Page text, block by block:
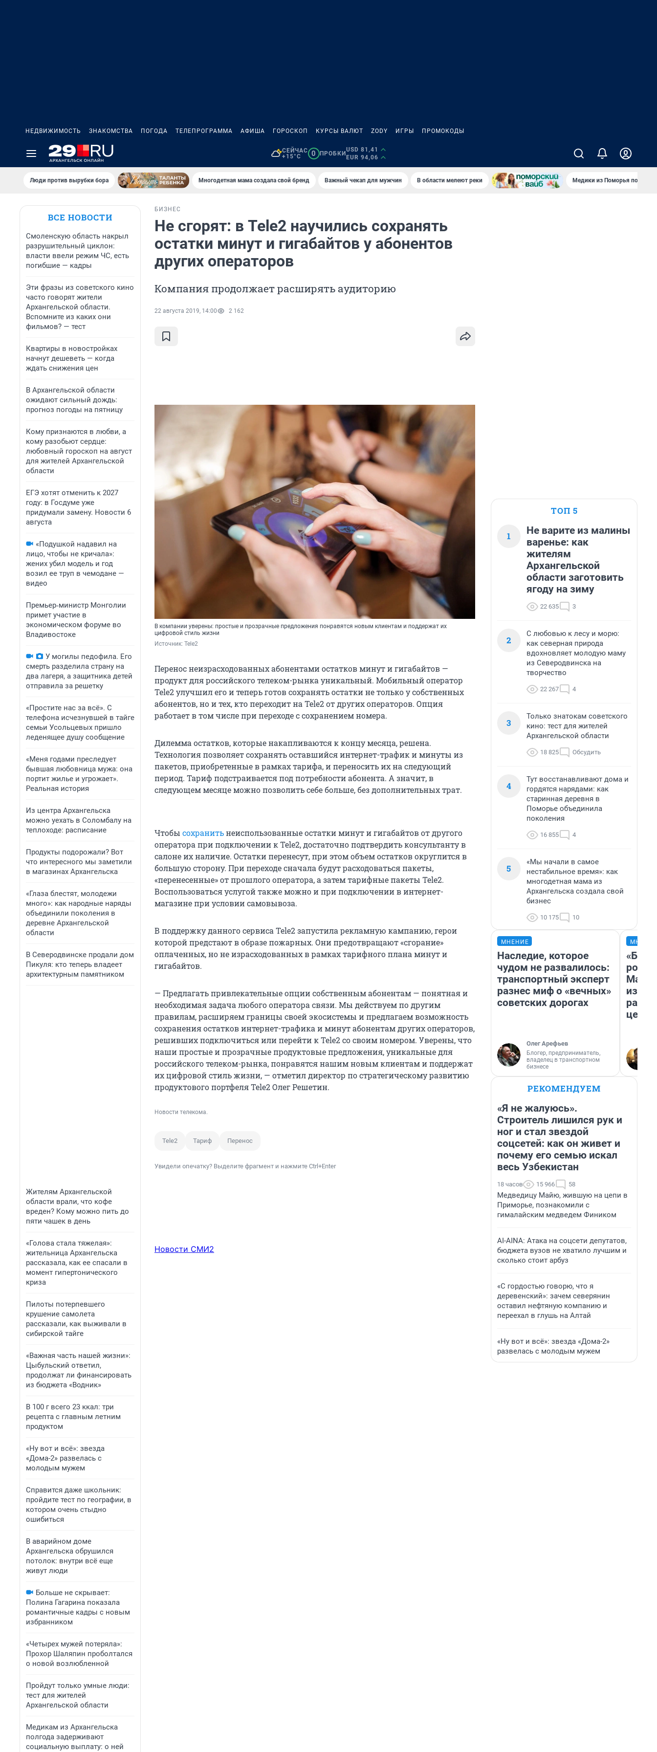
НЕДВИЖИМОСТЬ ЗНАКОМСТВА ПОГОДА ТЕЛЕПРОГРАММА АФИША ГОРОСКОП КУРСЫ ВАЛЮТ ZODY ИГРЫ ПРОМОКОДЫ
СЕЙЧАС
+15°C
0 ПРОБКИ
USD 81,41
EUR 94,06
Люди против вырубки бора Многодетная мама создала свой бренд Важный чекап для мужчин В области мелеют реки Медики из Поморья поехали
ВСЕ НОВОСТИ
Смоленскую область накрыл
разрушительный циклон:
власти ввели режим ЧС, есть
погибшие — кадры
Эти фразы из советского кино
часто говорят жители
Архангельской области.
Вспомните из каких они
фильмов? — тест
Квартиры в новостройках
начнут дешеветь — когда
ждать снижения цен
В Архангельской области
ожидают сильный дождь:
прогноз погоды на пятницу
Кому признаются в любви, а
кому разобьют сердце:
любовный гороскоп на август
для жителей Архангельской
области
ЕГЭ хотят отменить к 2027
году: в Госдуме уже
придумали замену. Новости 6
августа
«Подушкой надавил на
лицо, чтобы не кричала»:
жених убил модель и год
возил ее труп в чемодане —
видео
Премьер‑министр Монголии
примет участие в
экономическом форуме во
Владивостоке
У могилы педофила. Его
смерть разделила страну на
два лагеря, а защитника детей
отправила за решетку
«Простите нас за всё». С
телефона исчезнувшей в тайге
семьи Усольцевых пришло
леденящее душу сообщение
«Меня годами преследует
бывшая любовница мужа: она
портит жилье и угрожает».
Реальная история
Из центра Архангельска
можно уехать в Соломбалу на
теплоходе: расписание
Продукты подорожали? Вот
что интересного мы заметили
в магазинах Архангельска
«Глаза блестят, молодежи
много»: как народные наряды
объединили поколения в
деревне Архангельской
области
В Северодвинске продали дом
Пикуля: кто теперь владеет
архитектурным памятником
Жителям Архангельской
области врали, что кофе
вреден? Кому можно пить до
пяти чашек в день
«Голова стала тяжелая»:
жительница Архангельска
рассказала, как ее спасали в
момент гипертонического
криза
Пилоты потерпевшего
крушение самолета
рассказали, как выживали в
сибирской тайге
«Важная часть нашей жизни»:
Цыбульский ответил,
продолжат ли финансировать
из бюджета «Водник»
В 100 г всего 23 ккал: три
рецепта с главным летним
продуктом
«Ну вот и всё»: звезда
«Дома-2» развелась с
молодым мужем
Справится даже школьник:
пройдите тест по географии, в
котором очень стыдно
ошибиться
В аварийном доме
Архангельска обрушился
потолок: внутри всё еще
живут люди
Больше не скрывает:
Полина Гагарина показала
романтичные кадры с новым
избранником
«Четырех мужей потеряла»:
Прохор Шаляпин проболтался
о новой возлюбленной
Пройдут только умные люди:
тест для жителей
Архангельской области
Медикам из Архангельска
полгода задерживают
социальную выплату: о ней
БИЗНЕС
Не сгорят: в Tele2 научились сохранять
остатки минут и гигабайтов у абонентов
других операторов
Компания продолжает расширять аудиторию
22 августа 2019, 14:00 2 162
В компании уверены: простые и прозрачные предложения понравятся новым клиентам и поддержат их
цифровой стиль жизни
Источник: Tele2
Перенос неизрасходованных абонентами остатков минут и гигабайтов —
продукт для российского телеком-рынка уникальный. Мобильный оператор
Tele2 улучшил его и теперь готов сохранять остатки не только у собственных
абонентов, но и тех, кто переходит на Tele2 от других операторов. Опция
работает в том числе при переходе с сохранением номера.
Дилемма остатков, которые накапливаются к концу месяца, решена.
Технология позволяет сохранять оставшийся интернет-трафик и минуты из
пакетов, приобретенные в рамках тарифа, и переносить их на следующий
период. Тариф подстраивается под потребности абонента. А значит, в
следующем месяце можно позволить себе больше, без дополнительных трат.
Чтобы сохранитьнеиспользованные остатки минут и гигабайтов от другого
оператора при подключении к Tele2, достаточно подтвердить консультанту в
салоне их наличие. Остатки перенесут, при этом объем остатков округлится в
большую сторону. При переходе сначала будут расходоваться пакеты,
«перенесенные» от прошлого оператора, а затем тарифные пакеты Tele2.
Воспользоваться услугой также можно и при подключении в интернет-
магазине при условии самовывоза.
В поддержку данного сервиса Tele2 запустила рекламную кампанию, герои
которой предстают в образе пожарных. Они предотвращают «сгорание»
оплаченных, но не израсходованных в рамках тарифного плана минут и
гигабайтов.
— Предлагать привлекательные опции собственным абонентам — понятная и
необходимая задача любого оператора связи. Мы действуем по другим
правилам, расширяем границы своей экосистемы и предлагаем возможность
сохранения остатков интернет-трафика и минут абонентам других операторов,
решивших подключиться или перейти к Tele2 со своим номером. Уверены, что
наши простые и прозрачные продуктовые предложения, уникальные для
российского телеком-рынка, понравятся нашим новым клиентам и поддержат
их цифровой стиль жизни, — отметил директор по стратегическому развитию
продуктового портфеля Tele2 Олег Решетин.
Новости телекома.
Tele2 Тариф Перенос
Увидели опечатку? Выделите фрагмент и нажмите Ctrl+Enter
Новости СМИ2
ТОП 5
1
Не варите из малины
варенье: как
жителям
Архангельской
области заготовить
ягоду на зиму
22 635 3
2
С любовью к лесу и морю:
как северная природа
вдохновляет молодую маму
из Северодвинска на
творчество
22 267 4
3
Только знатокам советского
кино: тест для жителей
Архангельской области
18 825 Обсудить
4
Тут восстанавливают дома и
гордятся нарядами: как
старинная деревня в
Поморье объединила
поколения
16 855 4
5
«Мы начали в самое
нестабильное время»: как
многодетная мама из
Архангельска создала свой
бизнес
10 175 10
МНЕНИЕ
Наследие, которое
чудом не развалилось:
транспортный эксперт
разнес миф о «вечных»
советских дорогах
Олег Арефьев
Блогер, предприниматель,
владелец в транспортном
бизнесе
из
РЕКОМЕНДУЕМ
«Я не жалуюсь».
Строитель лишился рук и
ног и стал звездой
соцсетей: как он живет и
почему его семью искал
весь Узбекистан
18 часов 15 966 58
Медведицу Майю, жившую на цепи в
Приморье, познакомили с
гималайским медведем Фиником
AI-AINA: Атака на соцсети депутатов,
бюджета вузов не хватило лучшим и
сколько стоит арбуз
«С гордостью говорю, что я
деревенский»: зачем северянин
оставил нефтяную компанию и
переехал в глушь на Алтай
«Ну вот и всё»: звезда «Дома-2»
развелась с молодым мужем